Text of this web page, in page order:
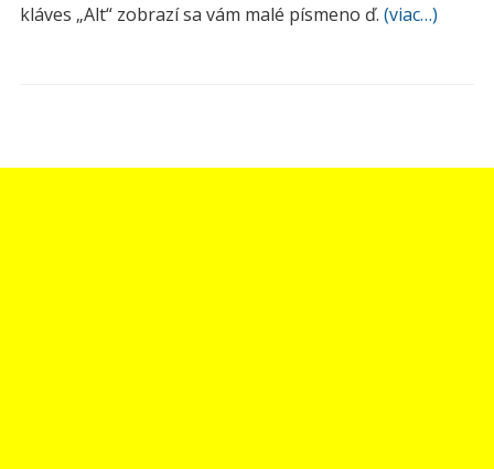
kláves „Alt“ zobrazí sa vám malé písmeno ď. (viac…)